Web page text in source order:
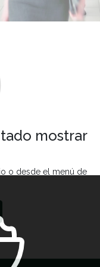
mostrar
o desde el menú de